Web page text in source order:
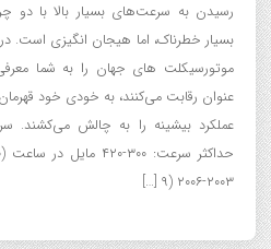
رسیدن به سرعت‌های بسیار بالا با دو
بسیار خطرناک، اما هیجان انگیزی است.
موتورسیکلت های جهان را به شما
عنوان رقابت می‌کنند، به خودی خود
۲۰۰۳-۲۰۰۶ (۹ […]